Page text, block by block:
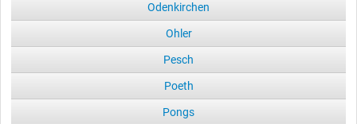
Odenkirchen
Ohler
Pesch
Poeth
Pongs